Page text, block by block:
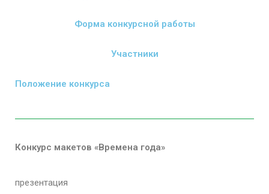
Форма конкурсной работы
Участники
Положение конкурса
Конкурс макетов «Времена года»
презентация